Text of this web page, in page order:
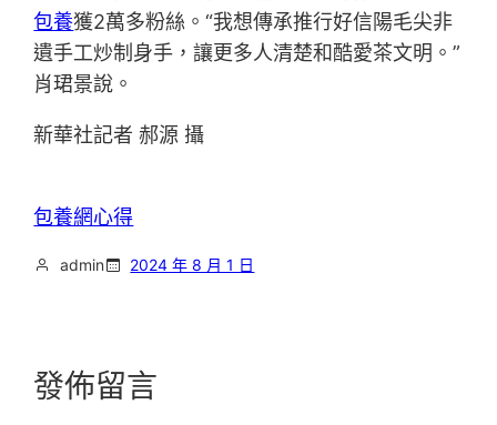
包養獲2萬多粉絲。“我想傳承推行好信陽毛尖非
遺手工炒制身手，讓更多人清楚和酷愛茶文明。”
肖珺景說。
新華社記者 郝源 攝
包養網心得
admin 2024 年 8 月 1 日
發佈留言